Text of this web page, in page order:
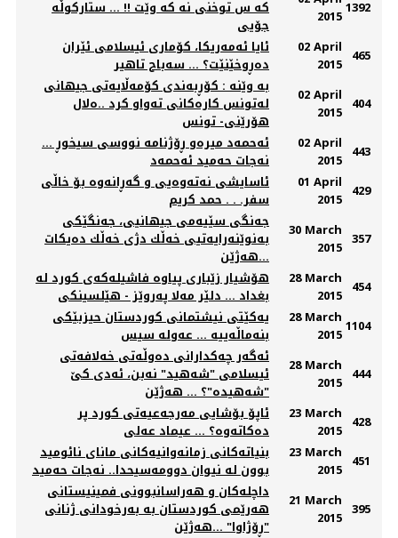
که س توخنی نه که وێت !! ... ستارکوڵه
جۆیی
20151392
ئایا ئەمەریکا، کۆماری ئیسلامی ئێران
دەڕوخێنێت؟ ... ‌سەباح تاهیر
02 April
2015 465
بە وێنە : کۆڕبەندى کۆمەڵایەتى جیهانى
لەتونس کارەکانى تەواو کرد ..ەلال
هۆرێنى- تونس
02 April
2015 404
ئه‌حمه‌د میره‌و ڕۆژنامه‌ نووسی سیخوڕ ...
نه‌جات حه‌مید ئه‌حمه‌د
02 April
2015 443
ئاسایشی نه‌ته‌وه‌یی و گه‌ڕانه‌وه‌ بۆ خاڵی
سفر. . . حمد كريم
01 April
2015 429
جەنگی سێیەمی جیهانیی، جەنگێكی
بەنوێنەرایەتیی خەڵك دژی خەڵك دەیکات
...هەژێن
30 March
2015 357
هۆشیار زێباری پیاوه‌ فاشیله‌که‌ی کورد له‌
بغداد ... دلێر مه‌لا په‌روێز - هێلسینکی
28 March
2015 454
یەکێتی نيشتمانی کوردستان حیزبێکی
بنەماڵەییە ... عەولە سیس
28 March
20151104
ئەگەر چەکدارانی دەوڵەتی خەلافەتی
ئیسلامی "شەهید" نەبن، ئەدی کێ
"شەهیدە"؟ ... هەژێن
28 March
2015 444
ئاپۆ بۆشایی مه‌رجه‌عیه‌تی كورد پر
ده‌كاته‌وه‌؟ ... عیماد عه‌لی
23 March
2015 428
بنیاته‌كانی زمانه‌وانیه‌كانی مانای نائومید
بوون له‌ نیوان دوومه‌سیحدا.. نەجات حەمید
23 March
2015 451
داچلەکان و هەراسانبوونی فمینیستانی
هەرێمی کوردستان بە بەرخودانی ژنانی
"ڕۆژاوا" ...هەژێن
21 March
2015 395